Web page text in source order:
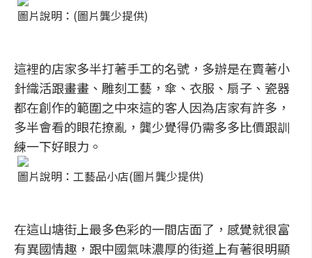
圖片說明：(圖片龔少提供)
這裡的店家多半打著手工的名號，多辦是在賣著小
針織活跟畫畫、雕刻工藝，傘、衣服、扇子、瓷器
都在創作的範圍之中來這的客人因為店家有許多，
多半會看的眼花撩亂，龔少覺得仍需多多比價跟訓
練一下好眼力。
圖片說明：工藝品小店(圖片龔少提供)
在這山塘街上最多色彩的一間店面了，感覺就很富
有異國情趣，跟中國氣味濃厚的街道上有著很明顯